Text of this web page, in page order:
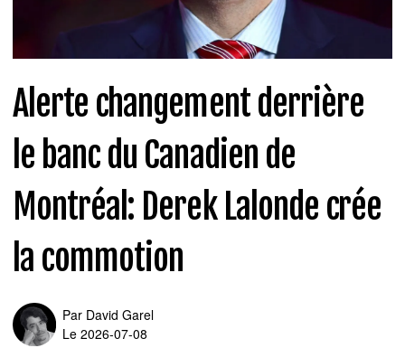
Alerte changement derrière
le banc du Canadien de
Montréal: Derek Lalonde crée
la commotion
Par David Garel
Le 2026-07-08